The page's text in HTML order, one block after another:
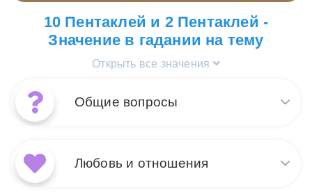
10 Пентаклей и 2 Пентаклей -
Значение в гадании на тему
Открыть все значения
Общие вопросы
и 10 Пентаклей говорит о
Любовь и отношения